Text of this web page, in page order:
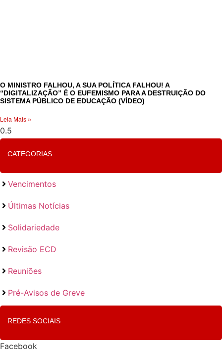
O MINISTRO FALHOU, A SUA POLÍTICA FALHOU! A
“DIGITALIZAÇÃO” É O EUFEMISMO PARA A DESTRUIÇÃO DO
SISTEMA PÚBLICO DE EDUCAÇÃO (VÍDEO)
Leia Mais »
CATEGORIAS
Vencimentos
Últimas Notícias
Solidariedade
Revisão ECD
Reuniões
Pré-Avisos de Greve
REDES SOCIAIS
Facebook